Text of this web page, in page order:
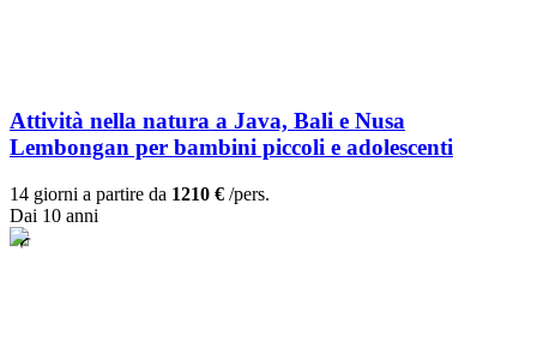
Attività nella natura a Java, Bali e Nusa
Lembongan per bambini piccoli e adolescenti
14 giorni a partire da 1210 € /pers.
Dai 10 anni